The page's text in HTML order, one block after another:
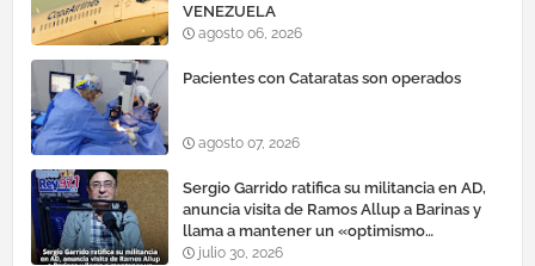
VENEZUELA
agosto 06, 2026
Pacientes con Cataratas son operados
agosto 07, 2026
Sergio Garrido ratifica su militancia en AD,
anuncia visita de Ramos Allup a Barinas y
llama a mantener un «optimismo
cauteloso»
julio 30, 2026